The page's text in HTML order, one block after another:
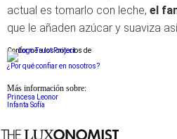
actual es tomarlo con leche, el
que le añaden azúcar y suaviza
Conforme a los criterios de
¿Por qué confiar en nosotros?
Más información sobre:
Princesa Leonor
Infanta Sofía